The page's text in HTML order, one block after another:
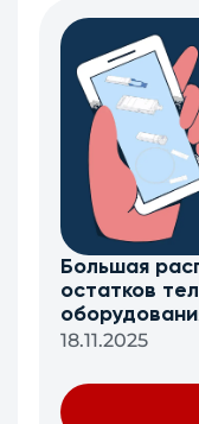
Большая
остатков
18.11.2025